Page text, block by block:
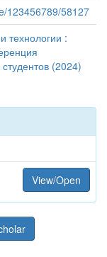
123456789/58127
технологии :
(2024)
View/Open